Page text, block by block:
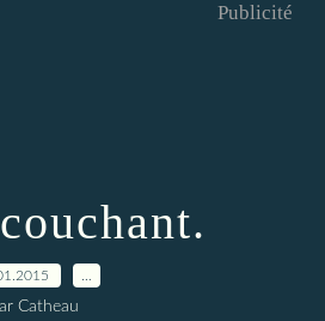
Publicité
Catheau